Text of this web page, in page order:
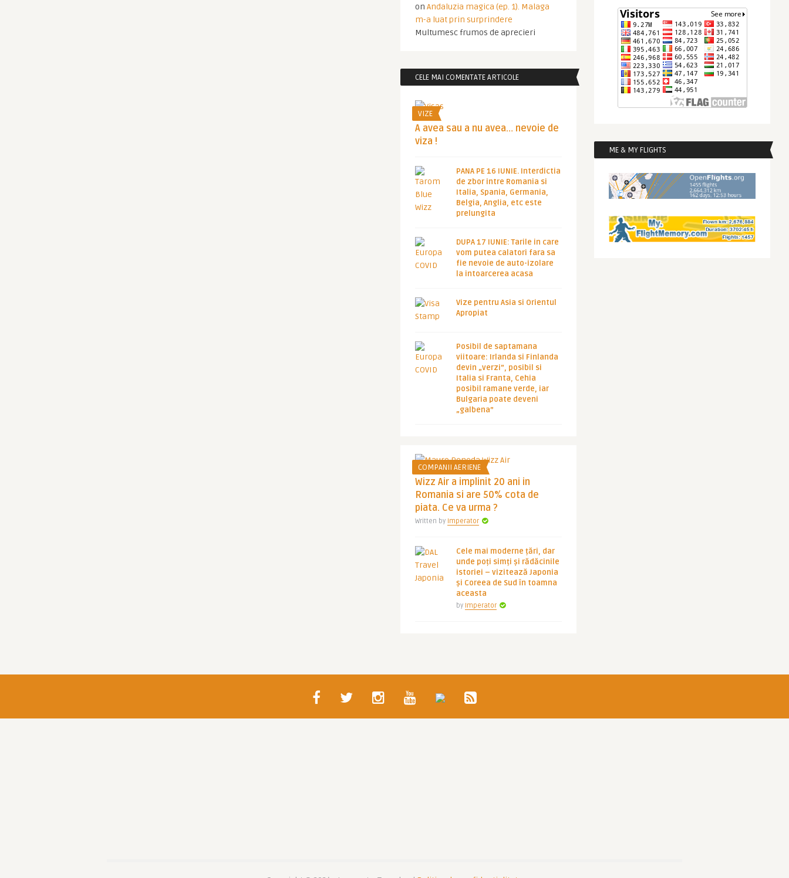
on Andaluzia magica (ep. 1). Malaga
m-a luat prin surprindere
Multumesc frumos de aprecieri
CELE MAI COMENTATE ARTICOLE
VIZE
A avea sau a nu avea… nevoie de
viza !
PANA PE 16 IUNIE. Interdictia
de zbor intre Romania si
Italia, Spania, Germania,
Belgia, Anglia, etc este
prelungita
DUPA 17 IUNIE: Tarile in care
vom putea calatori fara sa
fie nevoie de auto-izolare
la intoarcerea acasa
Vize pentru Asia si Orientul
Apropiat
Posibil de saptamana
viitoare: Irlanda si Finlanda
devin „verzi”, posibil si
Italia si Franta, Cehia
posibil ramane verde, iar
Bulgaria poate deveni
„galbena”
COMPANII AERIENE
Wizz Air a implinit 20 ani in
Romania si are 50% cota de
piata. Ce va urma ?
Written by Imperator
Cele mai moderne țări, dar
unde poți simți și rădăcinile
istoriei – vizitează Japonia
și Coreea de Sud în toamna
aceasta
by Imperator
ME & MY FLIGHTS